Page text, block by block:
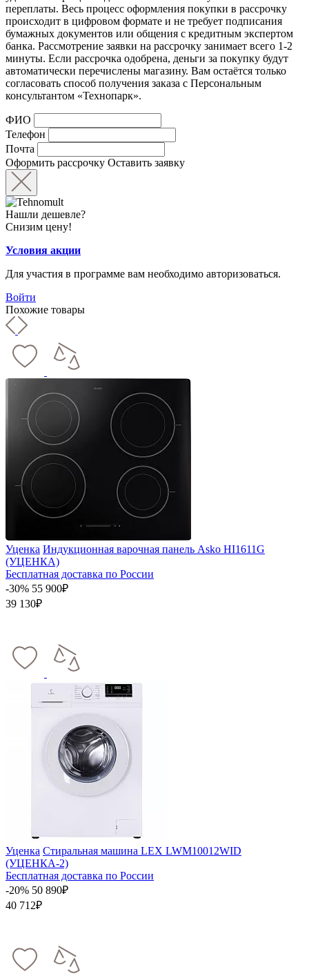
переплаты. Весь процесс оформления покупки в рассрочку
происходит в цифровом формате и не требует подписания
бумажных документов или общения с кредитным экспертом
банка. Рассмотрение заявки на рассрочку занимает всего 1-2
минуты. Если рассрочка одобрена, деньги за покупку будут
автоматически перечислены магазину. Вам остаётся только
согласовать способ получения заказа с Персональным
консультантом «Технопарк».
ФИО
Телефон
Почта
Оформить рассрочку Оставить заявку
Нашли дешевле?
Снизим цену!
Условия акции
Для участия в программе вам необходимо авторизоваться.
Войти
Похожие товары
Уценка Индукционная варочная панель Asko HI1611G
(УЦЕНКА)
Бесплатная доставка по России
-30% 55 900₽
39 130₽
Уценка Стиральная машина LEX LWM10012WID
(УЦЕНКА-2)
Бесплатная доставка по России
-20% 50 890₽
40 712₽